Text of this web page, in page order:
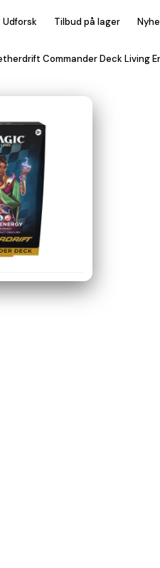
Udforsk Tilbud på lager
Commander Deck Living